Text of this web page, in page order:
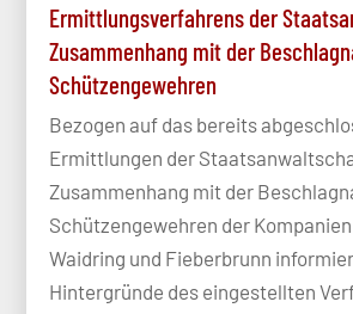
Ermittlungsverfahrens der
Zusammenhang mit der
Schützengewehren
Bezogen auf das bereits
Ermittlungen der
Zusammenhang mit der
Schützengewehren der
Waidring und Fieberbrunn
Hintergründe des eingestellten